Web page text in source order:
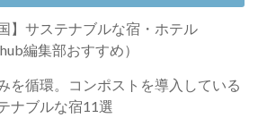
国】サステナブルな宿・ホテル
編集部おすすめ）
を循環。コンポストを導入している
ナブルな宿11選